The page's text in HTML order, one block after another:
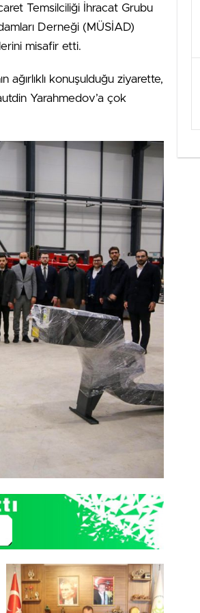
Temsilciliği İhracat Grubu
Derneği (MÜSİAD)
misafir etti.
ağırlıklı konuşulduğu ziyarette,
Yarahmedov’a çok